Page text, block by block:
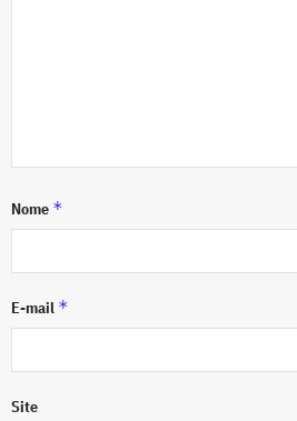
Nome *
E-mail *
Site